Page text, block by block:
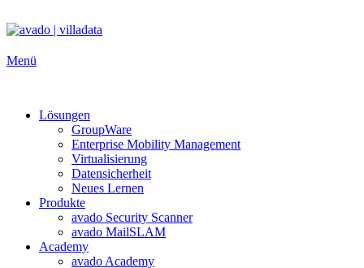
Inhalt
Menü
Lösungen
GroupWare
Enterprise Mobility Management
Virtualisierung
Datensicherheit
Neues Lernen
Produkte
avado Security Scanner
avado MailSLAM
Academy
avado Academy